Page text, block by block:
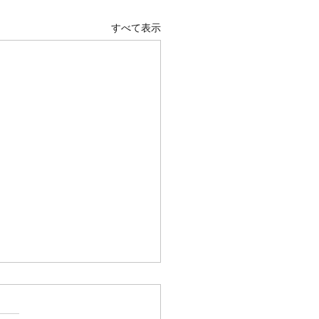
すべて表示
マダイ ０枚 コメント